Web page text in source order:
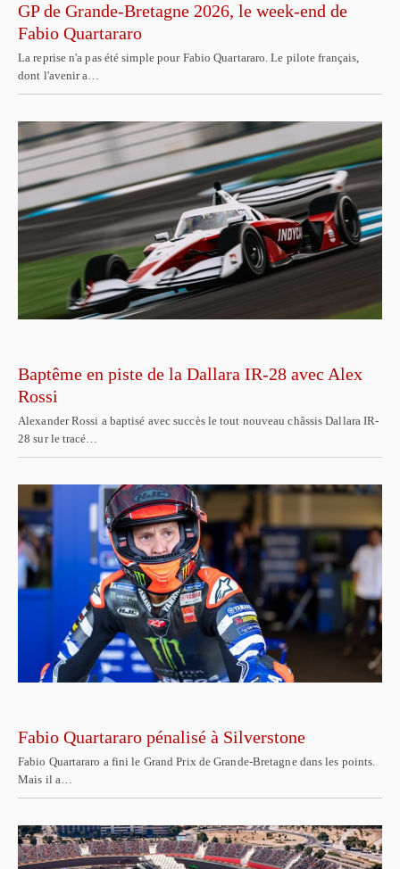
GP de Grande-Bretagne 2026, le week-end de
Fabio Quartararo
La reprise n'a pas été simple pour Fabio Quartararo. Le pilote français,
dont l'avenir a…
Baptême en piste de la Dallara IR-28 avec Alex
Rossi
Alexander Rossi a baptisé avec succès le tout nouveau châssis Dallara IR-
28 sur le tracé…
Fabio Quartararo pénalisé à Silverstone
Fabio Quartararo a fini le Grand Prix de Grande-Bretagne dans les points.
Mais il a…